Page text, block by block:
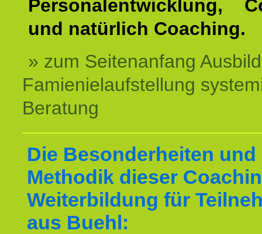
Personalentwicklung,
und natürlich Coaching.
» zum Seitenanfang
Famienielaufstellung
Beratung
Die Besonderheiten und
Methodik dieser
Weiterbildung für
aus Buehl: